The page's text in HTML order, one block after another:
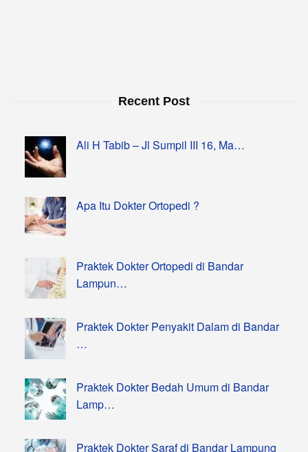
Recent Post
Ali H Tabib – Jl Sumpil III 16, Ma…
Apa Itu Dokter Ortopedi ?
Praktek Dokter Ortopedi di Bandar
Lampun…
Praktek Dokter Penyakit Dalam di Bandar
…
Praktek Dokter Bedah Umum di Bandar
Lamp…
Praktek Dokter Saraf di Bandar Lampung